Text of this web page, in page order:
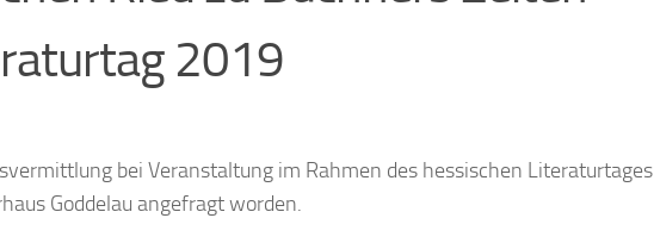
2019
bei Veranstaltung im Rahmen des hessischen Literaturtages
Goddelau angefragt worden.